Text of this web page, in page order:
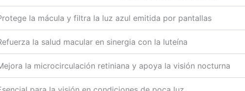
la mácula y filtra la luz azul emitida por pantallas
la salud macular en sinergia con la luteína
la microcirculación retiniana y apoya la visión nocturna